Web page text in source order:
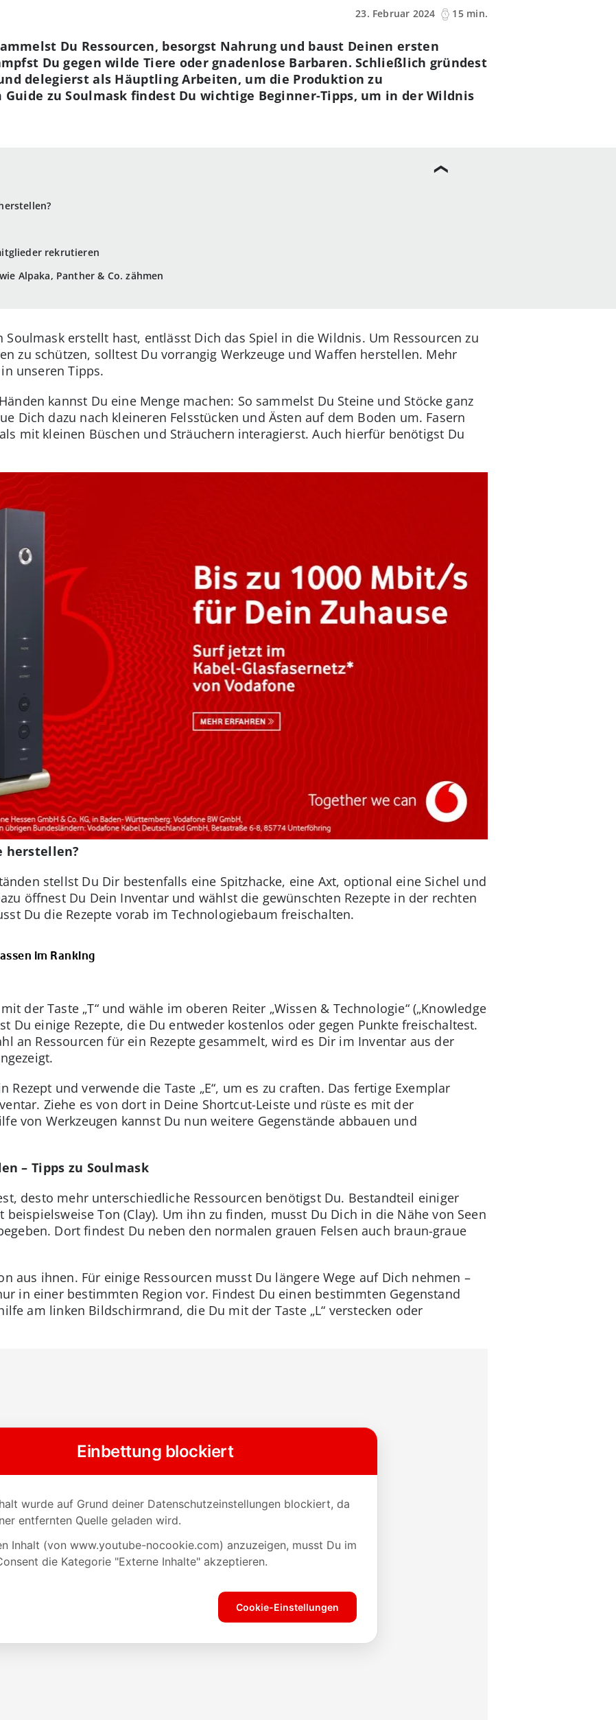
23. Februar 2024
15 min.
rekrutieren
Alpaka, Panther & Co. zähmen
Du Ressourcen, besorgst Nahrung und baust Deinen ersten
Du gegen wilde Tiere oder gnadenlose Barbaren. Schließlich gründest
delegierst als Häuptling Arbeiten, um die Produktion zu
zu Soulmask findest Du wichtige Beginner-Tipps, um in der Wildnis
Soulmask erstellt hast, entlässt Dich das Spiel in die Wildnis. Um Ressourcen zu
zu schützen, solltest Du vorrangig Werkzeuge und Waffen herstellen. Mehr
unseren Tipps.
kannst Du eine Menge machen: So sammelst Du Steine und Stöcke ganz
Dich dazu nach kleineren Felsstücken und Ästen auf dem Boden um. Fasern
mit kleinen Büschen und Sträuchern interagierst. Auch hierfür benötigst Du
herstellen?
stellst Du Dir bestenfalls eine Spitzhacke, eine Axt, optional eine Sichel und
öffnest Du Dein Inventar und wählst die gewünschten Rezepte in der rechten
Du die Rezepte vorab im Technologiebaum freischalten.
im Ranking
der Taste „T“ und wähle im oberen Reiter „Wissen & Technologie“ („Knowledge
Du einige Rezepte, die Du entweder kostenlos oder gegen Punkte freischaltest.
an Ressourcen für ein Rezepte gesammelt, wird es Dir im Inventar aus der
Rezept und verwende die Taste „E“, um es zu craften. Das fertige Exemplar
Ziehe es von dort in Deine Shortcut-Leiste und rüste es mit der
von Werkzeugen kannst Du nun weitere Gegenstände abbauen und
– Tipps zu Soulmask
desto mehr unterschiedliche Ressourcen benötigst Du. Bestandteil einiger
Ton (Clay). Um ihn zu finden, musst Du Dich in die Nähe von Seen
Dort findest Du neben den normalen grauen Felsen auch braun-graue
aus ihnen. Für einige Ressourcen musst Du längere Wege auf Dich nehmen –
in einer bestimmten Region vor. Findest Du einen bestimmten Gegenstand
am linken Bildschirmrand, die Du mit der Taste „L“ verstecken oder